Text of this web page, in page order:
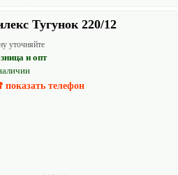
Тугунок 220/12
уточняйте
и опт
телефон